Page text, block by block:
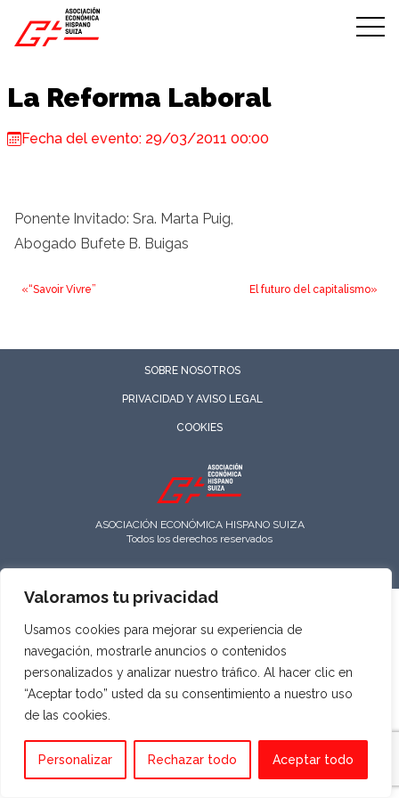
Valoramos tu privacidad
Usamos cookies para mejorar su experiencia de
navegación, mostrarle anuncios o contenidos
personalizados y analizar nuestro tráfico. Al hacer clic en
“Aceptar todo” usted da su consentimiento a nuestro uso
de las cookies.
Personalizar Rechazar todo Aceptar todo
Skip to content
La Reforma Laboral
Fecha del evento: 29/03/2011 00:00
Ponente Invitado: Sra. Marta Puig,
Abogado Bufete B. Buigas
«“Savoir Vivre” El futuro del capitalismo»
SOBRE NOSOTROS
PRIVACIDAD Y AVISO LEGAL
COOKIES
ASOCIACIÓN ECONÓMICA HISPANO SUIZA
Todos los derechos reservados